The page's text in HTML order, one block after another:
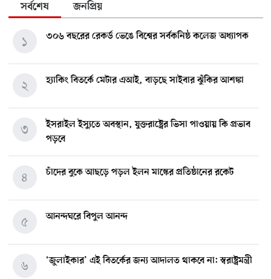
সর্বশেষ জনপ্রিয়
৩০৬ বছরের রেকর্ড ভেঙে বিশ্বের সর্বকনিষ্ঠ কলেজ অধ্যাপক
১
হ্যাকিং বিতর্কে মেটার এআই, বাড়ছে সাইবার ঝুঁকির আশঙ্কা
২
ইসরাইল ইস্যুতে অবস্থান, যুক্তরাষ্ট্রের ভিসা পাওয়ায় কি প্রভাব
পড়বে
৩
চাঁদের বুকে আছড়ে পড়ল ইলন মাস্কের প্রতিষ্ঠানের রকেট
৪
আনন্দঘরে বিপুল আনন্দ
৫
‘জুলাইকার’ এই বিতর্কের জন্য আদালত থাকবে না: স্বরাষ্ট্রমন্ত্রী
৬